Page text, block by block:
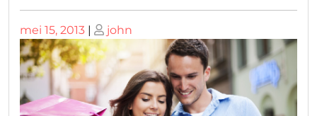
Geplaatst
op
mei 15, 2013 | Geplaatst
op
john